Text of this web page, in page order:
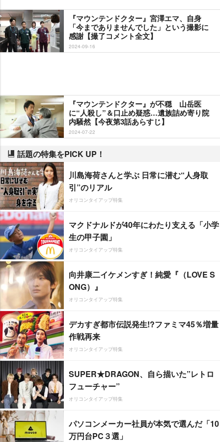
『マウンテンドクター』宮澤エマ、自身
「今までありませんでした」という撮影に
感謝【撮了コメント全文】
2024-09-16
『マウンテンドクター』が不穏 山岳医
に“人殺し”＆口止め疑惑…遺族詰め寄り院
内騒然【今夜第3話あらすじ】
2024-07-22
話題の特集をPICK UP！
川島海荷さんと学ぶ 日常に潜む“人身取
引”のリアル
オリコンタイアップ特集
マクドナルドが40年にわたり支える「小学
生の甲子園」
オリコンタイアップ特集
向井康二イケメンすぎ！純愛『（LOVE S
ONG）』
オリコンタイアップ特集
デカすぎ都市伝説発生!?ファミマ45％増量
作戦再来
オリコンタイアップ特集
SUPER★DRAGON、自ら描いた”レトロ
フューチャー”
オリコンタイアップ特集
パソコンメーカー社員が本気で選んだ「10
万円台PC３選」